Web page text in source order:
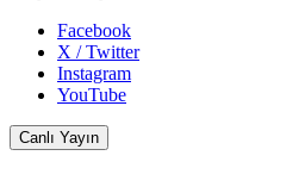
Facebook
X / Twitter
Instagram
YouTube
Canlı Yayın